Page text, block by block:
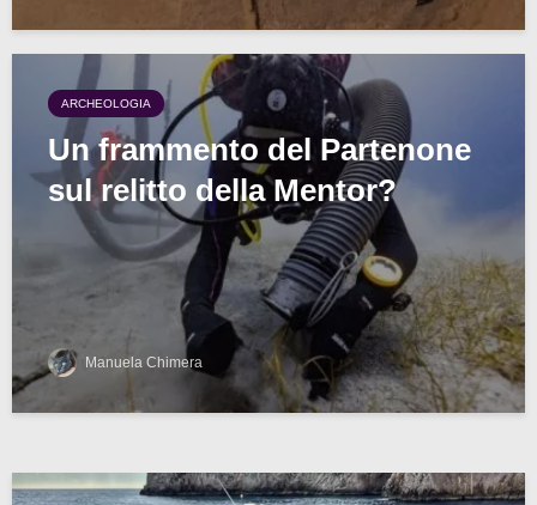
ARCHEOLOGIA
Un frammento del Partenone
sul relitto della Mentor?
Manuela Chimera